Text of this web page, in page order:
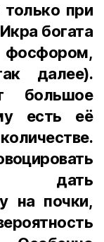
при
богата
далее).
большое
есть её
дать
на почки,